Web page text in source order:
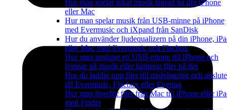
Hur man spelar lokal musik lagrad pa din iPhone
eller Mac
Hur man spelar musik från USB-minne på iPhone
med Evermusic och iXpand från SanDisk
Hur du använder ljudequalizern på din iPhone,
eller Mac med Evermusic och Flacbox
Hur man ansluter ett USB-minne till iPhone och
lyssnar på musik eller hanterar filer på det
Hur du laddar upp filer till molnlagring och
till Evermusic, Flacbox eller Evertag
Hur man överför filer från Mac till iPhone eller
med Finder